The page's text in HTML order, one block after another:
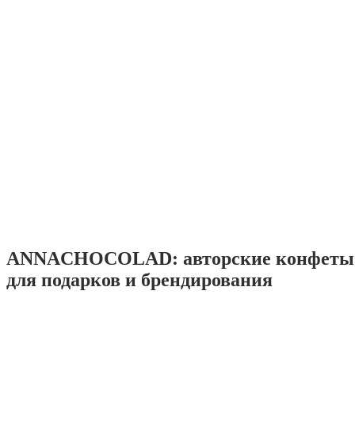
ANNACHOCOLAD: авторские
для подарков и брендирования